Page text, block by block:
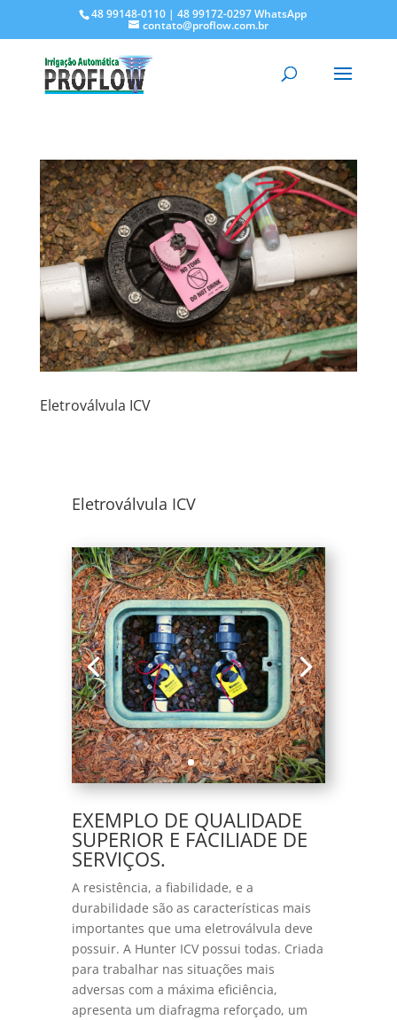
48 99148-0110 | 48 99172-0297 WhatsApp
contato@proflow.com.br
Eletroválvula ICV
Eletroválvula ICV
EXEMPLO DE QUALIDADE
SUPERIOR E FACILIADE DE
SERVIÇOS.
A resistência, a fiabilidade, e a
durabilidade são as características mais
importantes que uma eletroválvula deve
possuir. A Hunter ICV possui todas. Criada
para trabalhar nas situações mais
adversas com a máxima eficiência,
apresenta um diafragma reforçado, um